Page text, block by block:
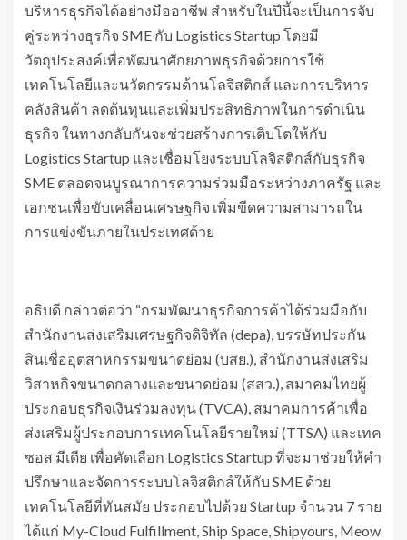
บริหารธุรกิจได้อย่างมืออาชีพ สำหรับในปีนี้จะเป็นการจับ
คู่ระหว่างธุรกิจ SME กับ Logistics Startup โดยมี
วัตถุประสงค์เพื่อพัฒนาศักยภาพธุรกิจด้วยการใช้
เทคโนโลยีและนวัตกรรมด้านโลจิสติกส์ และการบริหาร
คลังสินค้า ลดต้นทุนและเพิ่มประสิทธิภาพในการดำเนิน
ธุรกิจ ในทางกลับกันจะช่วยสร้างการเติบโตให้กับ
Logistics Startup และเชื่อมโยงระบบโลจิสติกส์กับธุรกิจ
SME ตลอดจนบูรณาการความร่วมมือระหว่างภาครัฐ และ
เอกชนเพื่อขับเคลื่อนเศรษฐกิจ เพิ่มขีดความสามารถใน
การแข่งขันภายในประเทศด้วย
อธิบดี กล่าวต่อว่า “กรมพัฒนาธุรกิจการค้าได้ร่วมมือกับ
สำนักงานส่งเสริมเศรษฐกิจดิจิทัล (depa), บรรษัทประกัน
สินเชื่ออุตสาหกรรมขนาดย่อม (บสย.), สำนักงานส่งเสริม
วิสาหกิจขนาดกลางและขนาดย่อม (สสว.), สมาคมไทยผู้
ประกอบธุรกิจเงินร่วมลงทุน (TVCA), สมาคมการค้าเพื่อ
ส่งเสริมผู้ประกอบการเทคโนโลยีรายใหม่ (TTSA) และเทค
ซอส มีเดีย เพื่อคัดเลือก Logistics Startup ที่จะมาช่วยให้คำ
ปรึกษาและจัดการระบบโลจิสติกส์ให้กับ SME ด้วย
เทคโนโลยีที่ทันสมัย ประกอบไปด้วย Startup จำนวน 7 ราย
ได้แก่ My-Cloud Fulfillment, Ship Space, Shipyours, Meow